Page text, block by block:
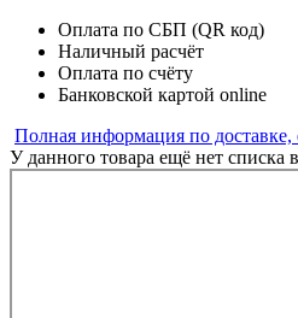
Оплата по СБП (QR код)
Наличный расчёт
Оплата по счёту
Банковской картой online
Полная информация по доставке,
У данного товара ещё нет списка